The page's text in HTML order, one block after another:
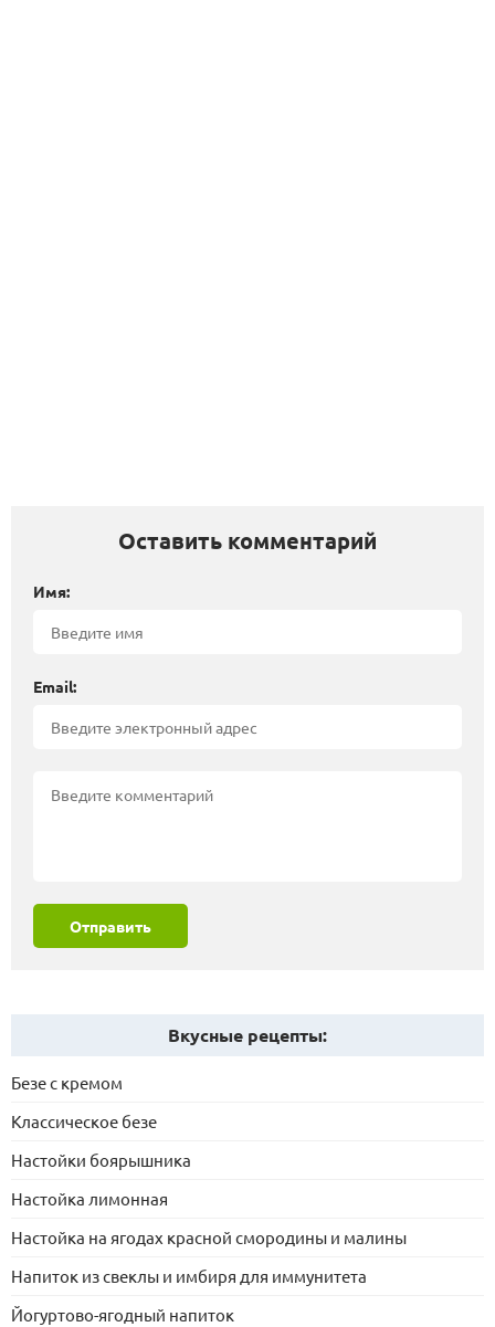
Оставить комментарий
Имя:
Email:
Отправить
Вкусные рецепты:
Безе с кремом
Классическое безе
Настойки боярышника
Настойка лимонная
Настойка на ягодах красной смородины и малины
Напиток из свеклы и имбиря для иммунитета
Йогуртово-ягодный напиток